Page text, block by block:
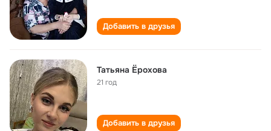
Добавить в друзья
Татьяна Ёрохова
21 год
Добавить в друзья